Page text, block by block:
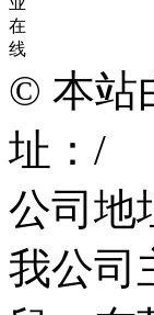
在
线
© 本站
址：/
公司地
我公司